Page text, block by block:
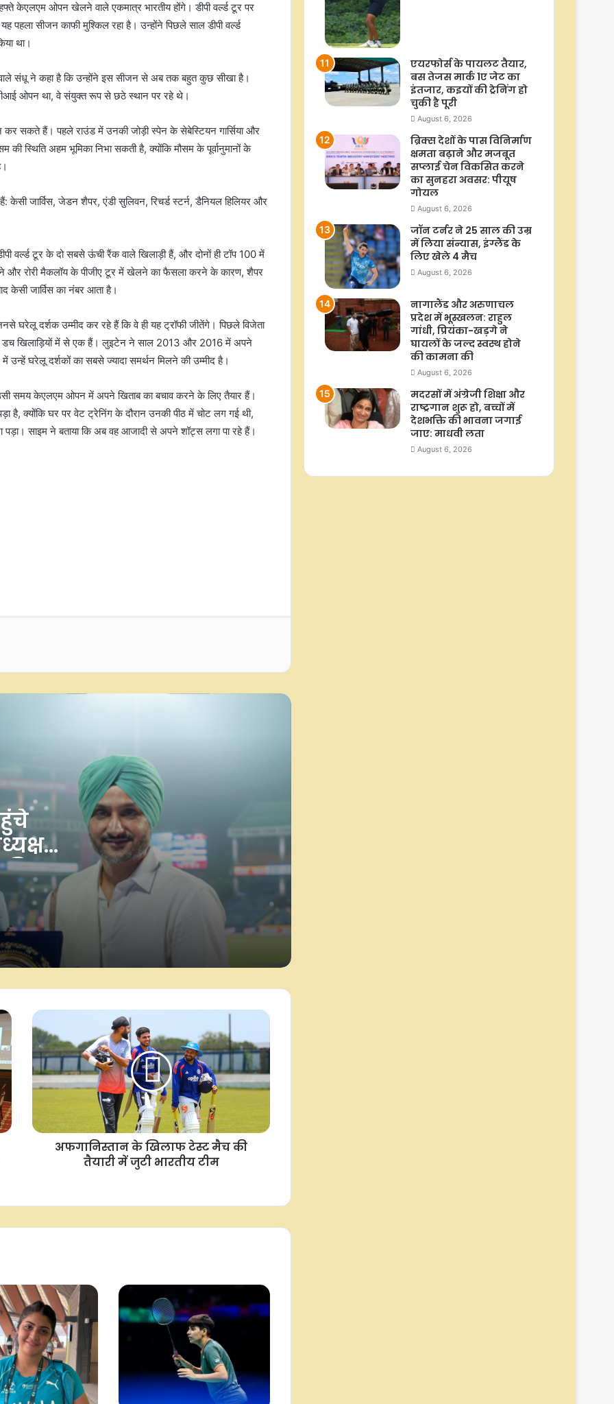
ओपन खेलने वाले एकमात्र भारतीय होंगे। डीपी वर्ल्ड टूर पर
पहला सीजन काफी मुश्किल रहा है। उन्होंने पिछले साल डीपी वर्ल्ड
था।
संधू ने कहा है कि उन्होंने इस सीजन से अब तक बहुत कुछ सीखा है।
ओपन था, वे संयुक्त रूप से छठे स्थान पर रहे थे।
सकते हैं। पहले राउंड में उनकी जोड़ी स्पेन के सेबेस्टियन गार्सिया और
स्थिति अहम भूमिका निभा सकती है, क्योंकि मौसम के पूर्वानुमानों के
केसी जार्विस, जेडन शैपर, एंडी सुलिवन, रिचर्ड स्टर्न, डैनियल हिलियर और
टूर के दो सबसे ऊंची रैंक वाले खिलाड़ी हैं, और दोनों ही टॉप 100 में
रोरी मैकलॉय के पीजीए टूर में खेलने का फैसला करने के कारण, शैपर
केसी जार्विस का नंबर आता है।
घरेलू दर्शक उम्मीद कर रहे हैं कि वे ही यह ट्रॉफी जीतेंगे। पिछले विजेता
खिलाड़ियों में से एक हैं। लुइटेन ने साल 2013 और 2016 में अपने
उन्हें घरेलू दर्शकों का सबसे ज्यादा समर्थन मिलने की उम्मीद है।
समय केएलएम ओपन में अपने खिताब का बचाव करने के लिए तैयार हैं।
है, क्योंकि घर पर वेट ट्रेनिंग के दौरान उनकी पीठ में चोट लग गई थी,
साइम ने बताया कि अब वह आजादी से अपने शॉट्स लगा पा रहे हैं।
किया
होने का फर्ज, टीम इंडिया से वापस लिया था
जॉन टर्नर ने 25 साल की उम्र में लिया
संन्यास, इंग्लैंड के लिए खेले 4 मैच
28 अगस्त से विमेंस एशिया कप की
शुरुआत, इस दिन खेला जाएगा भारत-
पाकिस्तान के बीच 'हाईवोल्टेज मैच'
डीपीएल 2026: यजस बल्ले से चमके,
गेंदबाजी में नवदीप ने दिखाई धार, आउटर
दिल्ली वॉरियर्स ने हासिल की दूसरी जीत
अर्जेंटीना में 15 जुलाई 'नेशनल फुटबॉल
काउंटी चैंपियनशिप: लंकाशायर का दांव,
आखिरी 6 मुकाबलों के लिए पाकिस्तानी
स्पिनर नोमान अली को जोड़ा
सीडब्ल्यूजी पदक विजेता शिल्पा का घर
वापसी पर शानदार स्वागत, बोलीं- भविष्य में
भी देश और कर्नाटक के लिए मेडल जीतूंगी
अफगानिस्तान के खिलाफ टेस्ट मैच की
तैयारी में जुटी भारतीय टीम
एयरफोर्स के पायलट तैयार,
बस तेजस मार्क 1ए जेट का
इंतजार, कइयों की ट्रेनिंग हो
चुकी है पूरी
August 6, 2026
ब्रिक्स देशों के पास विनिर्माण
क्षमता बढ़ाने और मजबूत
सप्लाई चेन विकसित करने
का सुनहरा अवसर: पीयूष
गोयल
August 6, 2026
जॉन टर्नर ने 25 साल की उम्र
में लिया संन्यास, इंग्लैंड के
लिए खेले 4 मैच
August 6, 2026
नागालैंड और अरुणाचल
प्रदेश में भूस्खलन: राहुल
गांधी, प्रियंका-खड़गे ने
घायलों के जल्द स्वस्थ होने
की कामना की
August 6, 2026
मदरसों में अंग्रेजी शिक्षा और
राष्ट्रगान शुरू हो, बच्चों में
देशभक्ति की भावना जगाई
जाए: माधवी लता
August 6, 2026